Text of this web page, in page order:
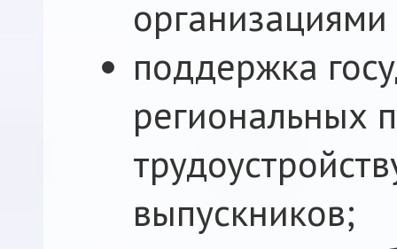
поддержка
региональных
выпускников;